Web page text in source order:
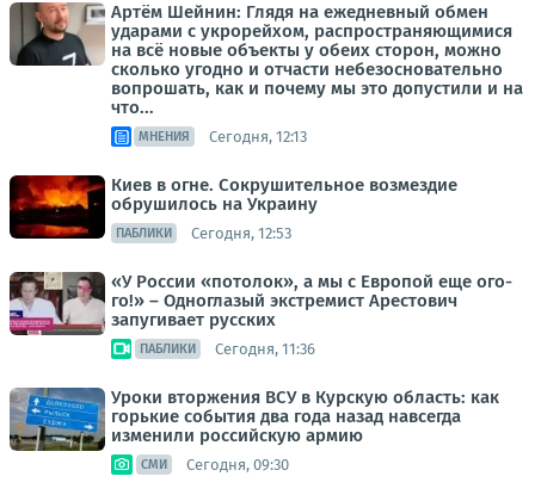
Артём Шейнин: Глядя на ежедневный обмен
ударами с укрорейхом, распространяющимися
на всё новые объекты у обеих сторон, можно
сколько угодно и отчасти небезосновательно
вопрошать, как и почему мы это допустили и на
что...
МНЕНИЯ Сегодня, 12:13
Киев в огне. Сокрушительное возмездие
обрушилось на Украину
ПАБЛИКИ Сегодня, 12:53
«У России «потолок», а мы с Европой еще ого-
го!» – Одноглазый экстремист Арестович
запугивает русских
ПАБЛИКИ Сегодня, 11:36
Уроки вторжения ВСУ в Курскую область: как
горькие события два года назад навсегда
изменили российскую армию
СМИ Сегодня, 09:30